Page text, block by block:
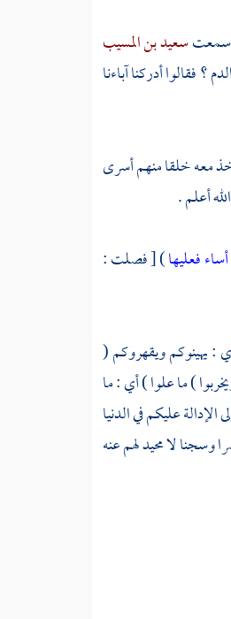
سعيد بن المسيب
فقالوا أدركنا آباءنا
معه خلقا منهم أسرى
أعلم .
فعليها) [ فصلت :
: يهينوكم ويقهروكم (
) ما علوا ) أي : ما
عليكم في الدنيا
وسجنا لا محيد لهم عنه